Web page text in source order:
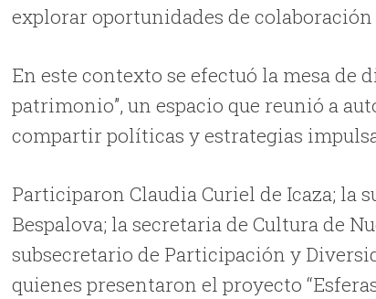
explorar oportunidades de
En este contexto se efectuó la mesa de
patrimonio”, un espacio que reunió a
compartir políticas y estrategias
Participaron Claudia Curiel de Icaza; la
Bespalova; la secretaria de Cultura de
subsecretario de Participación y
quienes presentaron el proyecto